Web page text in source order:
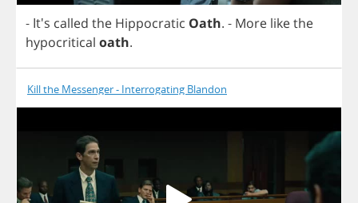
- It's called the Hippocratic Oath. - More likethe
hypocritical oath.
Kill the Messenger - Interrogating Blandon